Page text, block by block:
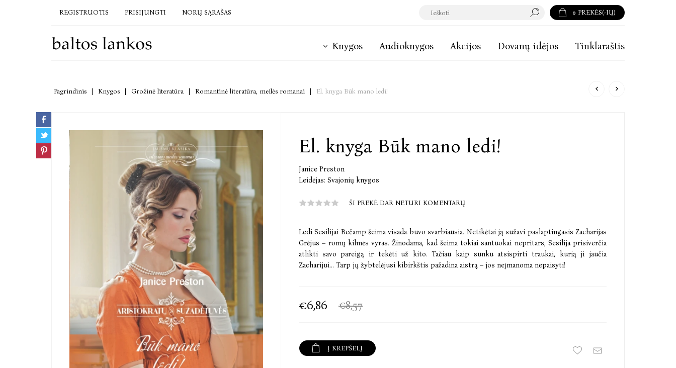
REGISTRUOTIS PRISIJUNGTI NORŲ SĄRAŠAS 0 PREKĖS(-IŲ)
Knygos Audioknygos Akcijos Dovanų idėjos Tinklaraštis
Pagrindinis Knygos Grožinė literatūra Romantinė literatūra, meilės romanai El. knyga Būk mano ledi!
El. knyga Būk mano ledi!
Janice Preston
Leidėjas: Svajonių knygos
ŠI PREKĖ DAR NETURI KOMENTARŲ
Ledi Sesilijai Bečamp šeima visada buvo svarbiausia. Netikėtai ją sužavi paslaptingasis Zacharijas
Grėjus – romų kilmės vyras. Žinodama, kad šeima tokiai santuokai nepritars, Sesilija prisiverčia
atlikti savo pareigą ir tekėti už kito. Tačiau kaip sunku atsispirti traukai, kurią ji jaučia
Zacharijui... Tarp jų žybtelėjusi kibirkštis pažadina aistrą – jos neįmanoma nepaisyti!
€6,86 €8,57
Į KREPŠELĮ